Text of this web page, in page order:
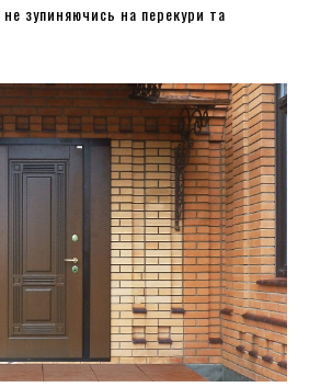
не зупиняючись на перекури та